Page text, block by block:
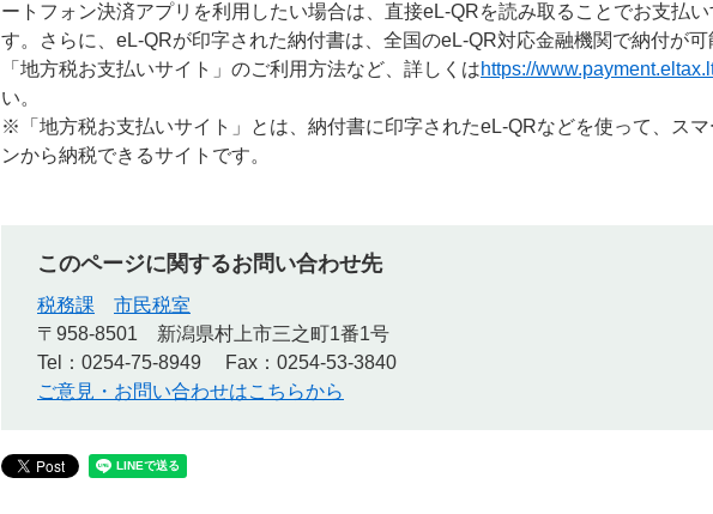
ートフォン決済アプリを利用したい場合は、直接eL-QRを読み取ることでお支払い
す。さらに、eL-QRが印字された納付書は、全国のeL-QR対応金融機関で納付が可
「地方税お支払いサイト」のご利用方法など、詳しくはhttps://
い。
※「地方税お支払いサイト」とは、納付書に印字されたeL-QRなどを使って、スマ
ンから納税できるサイトです。
このページに関するお問い合わせ先
税務課
市民税室
〒958-8501
新潟県村上市三之町1番1号
Tel：0254-75-8949
Fax：0254-53-3840
ご意見・お問い合わせはこちらから